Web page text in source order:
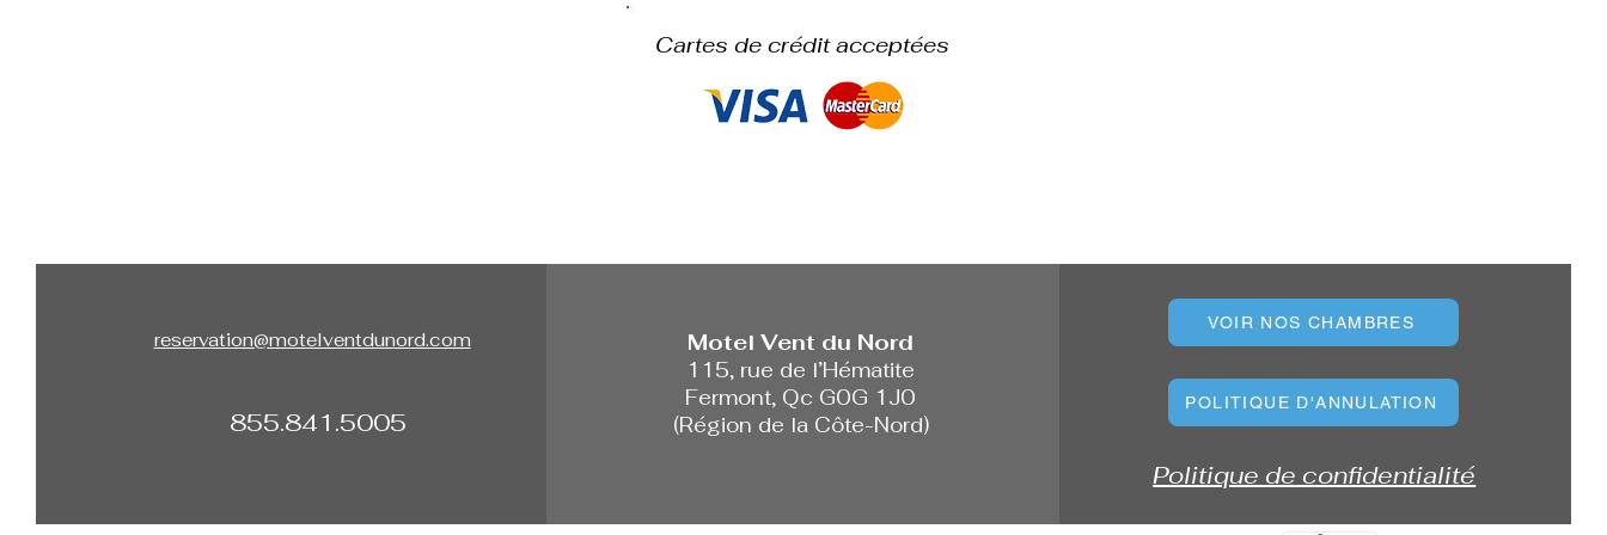
Cartes de crédit acceptées
reservation@motelventdunord.com
855.841.5005
Motel Vent du Nord
115, rue de l’Hématite
Fermont, Qc G0G 1J0
(Région de la Côte-Nord)
VOIR NOS CHAMBRES
POLITIQUE D'ANNULATION
Politique de confidentialité